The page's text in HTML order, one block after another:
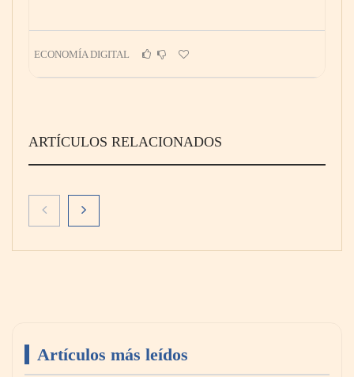
ECONOMÍA DIGITAL
ARTÍCULOS RELACIONADOS
Artículos más leídos